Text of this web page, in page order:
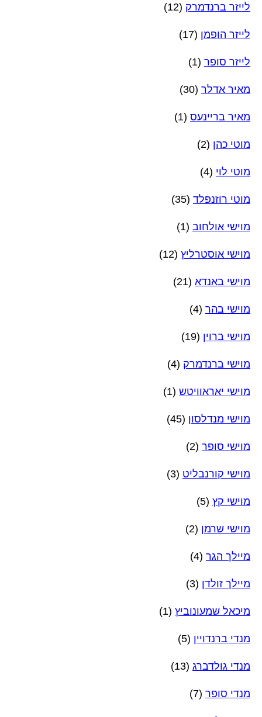
לייזר ברנדמרק (12)
לייזר הופמן (17)
לייזר סופר (1)
מאיר אדלר (30)
מאיר בריינעס (1)
מוטי כהן (2)
מוטי לוי (4)
מוטי רוזנפלד (35)
מוישי אולחוב (1)
מוישי אוסטרליץ (12)
מוישי באנדא (21)
מוישי בהר (4)
מוישי ברוין (19)
מוישי ברנדמרק (4)
מוישי יאראוויטש (1)
מוישי מנדלסון (45)
מוישי סופר (2)
מוישי קורנבליט (3)
מוישי קץ (5)
מוישי שרמן (2)
מיילך הגר (4)
מיילך זולדן (3)
מיכאל שמעונוביץ (1)
מנדי ברנדויין (5)
מנדי גולדברג (13)
מנדי סופר (7)